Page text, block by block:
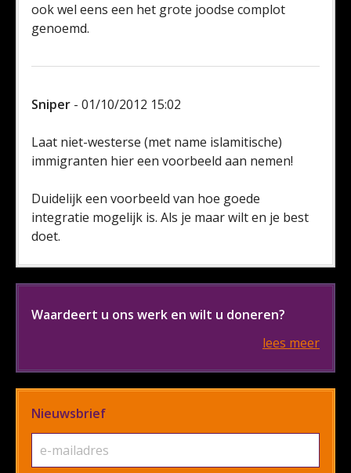
ook wel eens een het grote joodse complot
genoemd.
Sniper - 01/10/2012 15:02
Laat niet-westerse (met name islamitische)
immigranten hier een voorbeeld aan nemen!
Duidelijk een voorbeeld van hoe goede
integratie mogelijk is. Als je maar wilt en je best
doet.
Waardeert u ons werk en wilt u doneren?
lees meer
Nieuwsbrief